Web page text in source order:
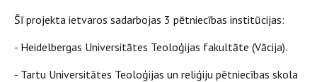
Šī projekta ietvaros sadarbojas 3 pētniecības institūcijas:
- Heidelbergas Universitātes Teoloģijas fakultāte (Vācija).
- Tartu Universitātes Teoloģijas un reliģiju pētniecības skola